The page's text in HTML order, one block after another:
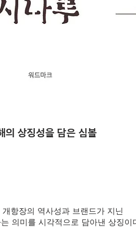
의 상징성을 담은 심볼
항장의 역사성과 브랜드가 지닌
의미를 시각적으로 담아낸 상징이